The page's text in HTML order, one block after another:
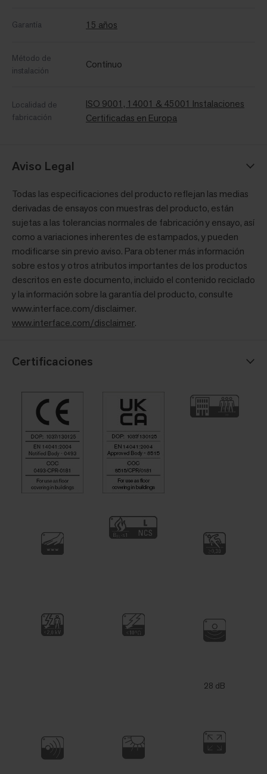
Garantía 15 años
Método de
instalación
Contínuo
Localidad de
fabricación
ISO 9001, 14001 & 45001 Instalaciones
Certificadas en Europa
Aviso Legal
Todas las especificaciones del producto reflejan las medias
derivadas de ensayos con muestras del producto, están
sujetas a las tolerancias normales de fabricación y ensayo, así
como a variaciones inherentes de estampados, y pueden
modificarse sin previo aviso. Para obtener más información
sobre estos y otros atributos importantes de los productos
descritos en este documento, incluido el contenido reciclado
y la información sobre la garantía del producto, consulte
www.interface.com/disclaimer.
www.interface.com/disclaimer.
Certificaciones
28 dB